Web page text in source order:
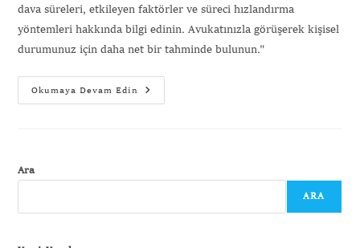
dava süreleri, etkileyen faktörler ve süreci hızlandırma
yöntemleri hakkında bilgi edinin. Avukatınızla görüşerek kişisel
durumunuz için daha net bir tahminde bulunun."
Okumaya Devam Edin
Ara
ARA